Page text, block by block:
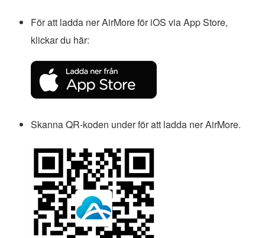
För att ladda ner AirMore för iOS via App Store,
klickar du här:
Skanna QR-koden under för att ladda ner AirMore.